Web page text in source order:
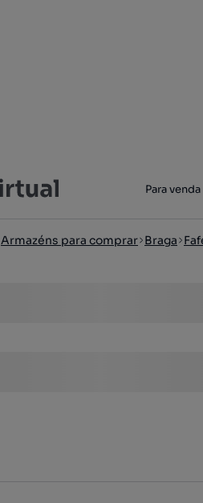
Para venda
Armazéns para comprar Braga